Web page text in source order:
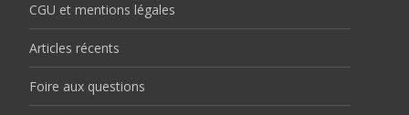
CGU et mentions légales
Articles récents
Foire aux questions